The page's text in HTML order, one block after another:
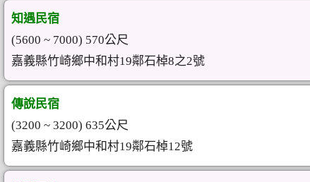
知遇民宿
(5600 ~ 7000) 570公尺
嘉義縣竹崎鄉中和村19鄰石棹8之2號
傳說民宿
(3200 ~ 3200) 635公尺
嘉義縣竹崎鄉中和村19鄰石棹12號